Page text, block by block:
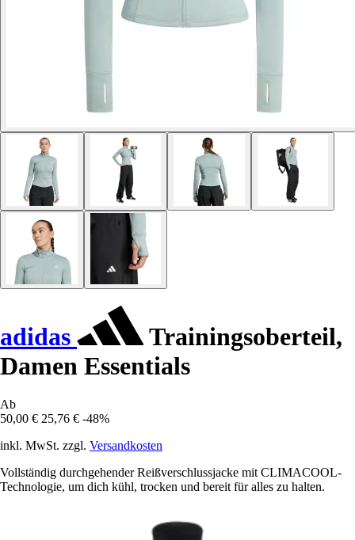
adidas
Trainingsoberteil,
Damen Essentials
Ab
50,00 € 25,76 € -48%
inkl. MwSt. zzgl. Versandkosten
Vollständig durchgehender Reißverschlussjacke mit CLIMACOOL-
Technologie, um dich kühl, trocken und bereit für alles zu halten.